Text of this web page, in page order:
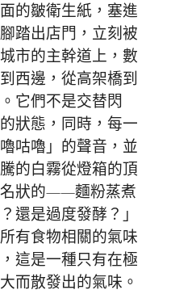
的皺衛生紙，塞進
踏出店門，立刻被
市的主幹道上，數
西邊，從高架橋到
它們不是交替閃
狀態，同時，每一
咕嚕」的聲音，並
的白霧從燈箱的頂
名狀的——麵粉蒸煮
還是過度發酵？」
有食物相關的氣味
這是一種只有在極
而散發出的氣味。